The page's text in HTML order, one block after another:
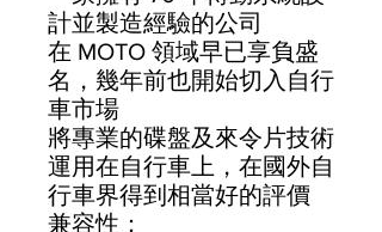
計並製造經驗的公司
在 MOTO 領域早已享負盛
名，幾年前也開始切入自行
車市場
將專業的碟盤及來令片技術
運用在自行車上，在國外自
行車界得到相當好的評價
兼容性：